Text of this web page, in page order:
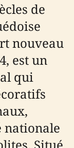
de
nouveau
est un
qui
nationale